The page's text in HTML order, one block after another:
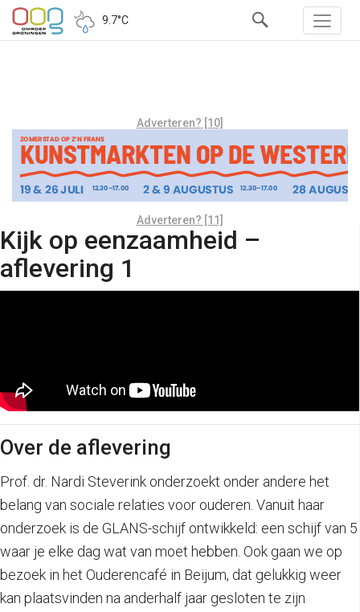
9.7°C
Adverteren? [10]
Adverteren? [11]
Kijk op eenzaamheid –
aflevering 1
Over de aflevering
Prof. dr. Nardi Steverink onderzoekt onder andere het
belang van sociale relaties voor ouderen. Vanuit haar
onderzoek is de GLANS-schijf ontwikkeld: een schijf van 5
waar je elke dag wat van moet hebben. Ook gaan we op
bezoek in het Ouderencafé in Beijum, dat gelukkig weer
kan plaatsvinden na anderhalf jaar gesloten te zijn